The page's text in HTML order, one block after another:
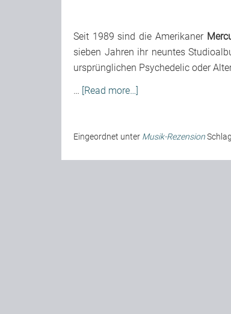
Seit 1989 sind die Amerikaner
sieben Jahren ihr neuntes
ursprünglichen Psychedelic oder
… [Read more…]
Eingeordnet unter Musik-Rezension